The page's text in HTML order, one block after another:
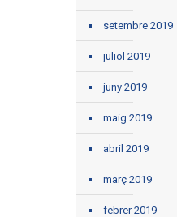
setembre 2019
juliol 2019
juny 2019
maig 2019
abril 2019
març 2019
febrer 2019